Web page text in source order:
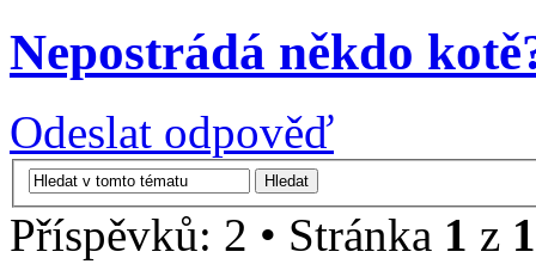
Nepostrádá někdo
Odeslat odpověď
Příspěvků: 2 • Stránka 1 z 1